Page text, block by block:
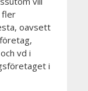
fler
oavsett
vd i
i